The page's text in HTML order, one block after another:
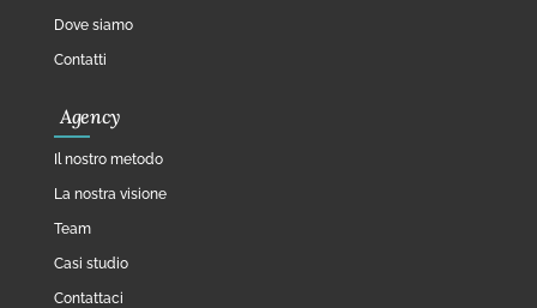
Dove siamo
Contatti
Agency
Il nostro metodo
La nostra visione
Team
Casi studio
Contattaci